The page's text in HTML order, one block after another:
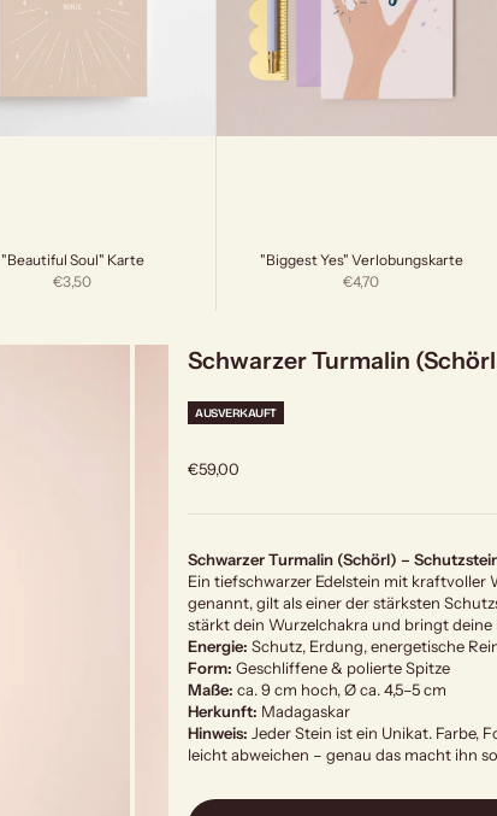
"Beautiful Soul" Karte
Angebot
€3,50
"Biggest Yes" Verlobungskarte
Angebot
€4,70
Schwarzer Turmalin
AUSVERKAUFT
Angebot
€59,00
Schwarzer Turmalin (Schörl) –
Ein tiefschwarzer Edelstein mit kraftvoller
genannt, gilt als einer der stärksten
stärkt dein Wurzelchakra und bringt deine
Energie: Schutz, Erdung, energetische
Form: Geschliffene & polierte Spitze
Maße: ca. 9 cm hoch, Ø ca. 4,5–5 cm
Herkunft: Madagaskar
Hinweis: Jeder Stein ist ein Unikat.
leicht abweichen – genau das macht ihn